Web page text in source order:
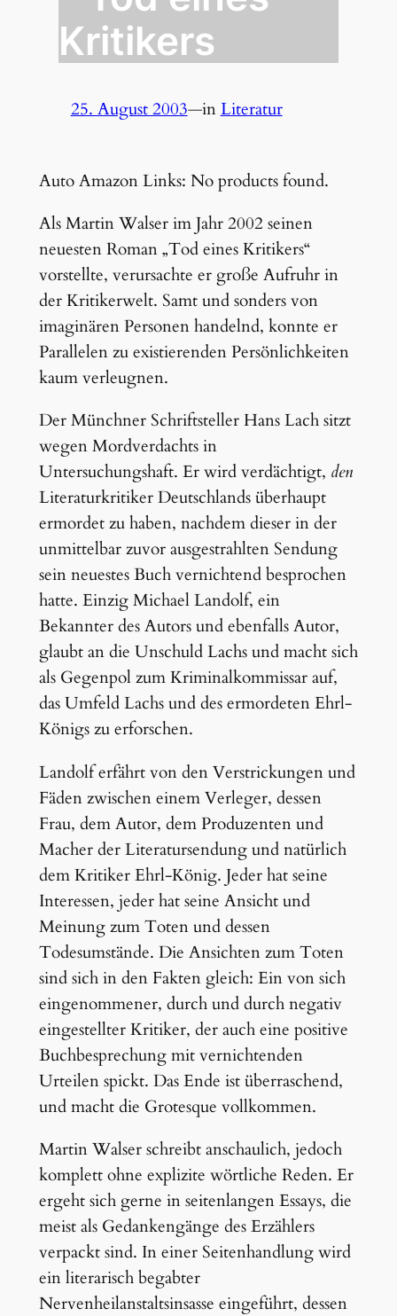
Kritikers
25. August 2003—inLiteratur
Auto Amazon Links: No products found.
Als Martin Walser im Jahr 2002 seinen
neuesten Roman „Tod eines Kritikers“
vorstellte, verursachte er große Aufruhr in
der Kritikerwelt. Samt und sonders von
imaginären Personen handelnd, konnte er
Parallelen zu existierenden Persönlichkeiten
kaum verleugnen.
Der Münchner Schriftsteller Hans Lach sitzt
wegen Mordverdachts in
Untersuchungshaft. Er wird verdächtigt, den
Literaturkritiker Deutschlands überhaupt
ermordet zu haben, nachdem dieser in der
unmittelbar zuvor ausgestrahlten Sendung
sein neuestes Buch vernichtend besprochen
hatte. Einzig Michael Landolf, ein
Bekannter des Autors und ebenfalls Autor,
glaubt an die Unschuld Lachs und macht sich
als Gegenpol zum Kriminalkommissar auf,
das Umfeld Lachs und des ermordeten Ehrl-
Königs zu erforschen.
Landolf erfährt von den Verstrickungen und
Fäden zwischen einem Verleger, dessen
Frau, dem Autor, dem Produzenten und
Macher der Literatursendung und natürlich
dem Kritiker Ehrl-König. Jeder hat seine
Interessen, jeder hat seine Ansicht und
Meinung zum Toten und dessen
Todesumstände. Die Ansichten zum Toten
sind sich in den Fakten gleich: Ein von sich
eingenommener, durch und durch negativ
eingestellter Kritiker, der auch eine positive
Buchbesprechung mit vernichtenden
Urteilen spickt. Das Ende ist überraschend,
und macht die Grotesque vollkommen.
Martin Walser schreibt anschaulich, jedoch
komplett ohne explizite wörtliche Reden. Er
ergeht sich gerne in seitenlangen Essays, die
meist als Gedankengänge des Erzählers
verpackt sind. In einer Seitenhandlung wird
ein literarisch begabter
Nervenheilanstaltsinsasse eingeführt, dessen